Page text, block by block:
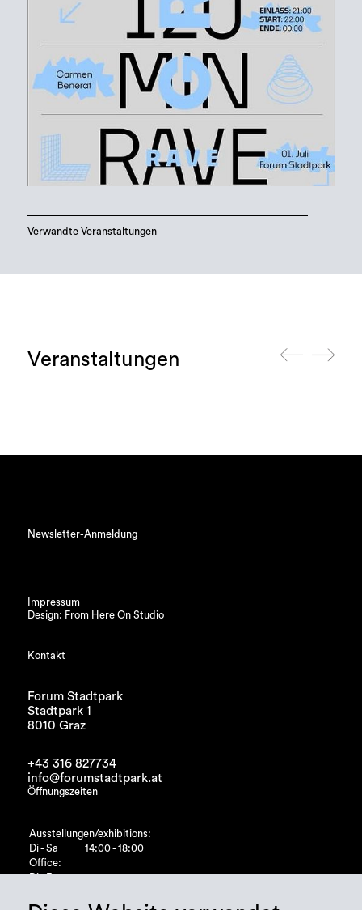
Verwandte Veranstaltungen
Veranstaltungen
Newsletter-Anmeldung
Impressum
Design: From Here On Studio
Kontakt
Forum Stadtpark
Stadtpark 1
8010 Graz
+43 316 827734
info@forumstadtpark.at
Öffnungszeiten
Ausstellungen/exhibitions:
Di - Sa
14:00 - 18:00
Office: